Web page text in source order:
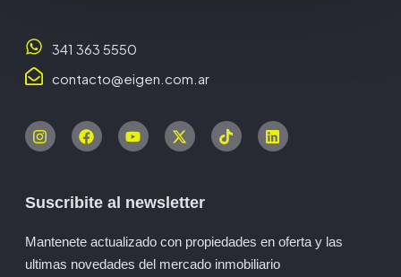
341 363 5550
contacto@eigen.com.ar
Suscribite al newsletter
Mantenete actualizado con propiedades en oferta y las
ultimas novedades del mercado inmobiliario